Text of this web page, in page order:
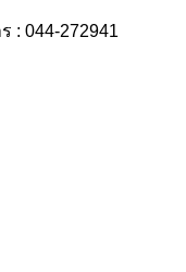
: 044-272941